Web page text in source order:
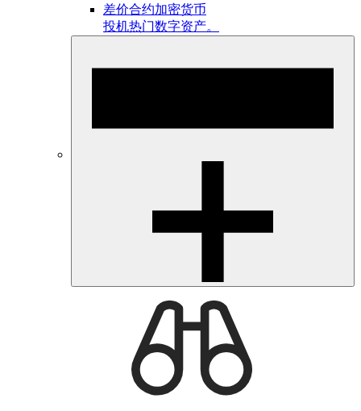
差价合约加密货币
投机热门数字资产。